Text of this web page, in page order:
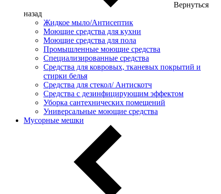
Вернуться
назад
Жидкое мыло/Антисептик
Моющие средства для кухни
Моющие средства для пола
Промышленные моющие средства
Специализированные средства
Средства для ковровых, тканевых покрытий и
стирки белья
Средства для стекол/ Антискотч
Средства с дезинфицирующим эффектом
Уборка сантехнических помещений
Универсальные моющие средства
Мусорные мешки